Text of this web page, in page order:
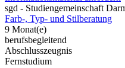
sgd - Studiengemeinschaft
Farb-, Typ- und Stilberatung
9 Monat(e)
berufsbegleitend
Abschlusszeugnis
Fernstudium